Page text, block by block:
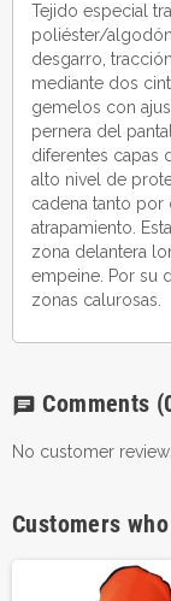
Tejido especial
poliéster/
desgarro,
mediante dos
gemelos con
pernera del
diferentes capas
alto nivel de
cadena tanto
atrapamiento.
zona delantera
empeine. Por su
zonas calurosas.
chat Comments
No customer
Customers